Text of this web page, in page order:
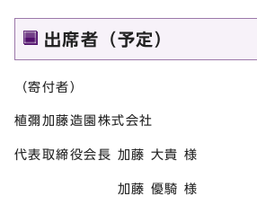
出席者（予定）
（寄付者）
植彌加藤造園株式会社
代表取締役会長 加藤 大貴 様
加藤 優騎 様